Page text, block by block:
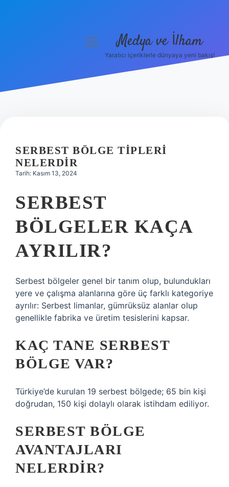
Hakkımızda
menüyüMedya ve İlham
Yaratıcı içeriklerle dünyaya yeni bakış!
SERBEST BÖLGE TIPLERI
NELERDIR
Tarih: Kasım 13, 2024
SERBEST
BÖLGELER KAÇA
AYRILIR?
Serbest bölgeler genel bir tanım olup, bulundukları
yere ve çalışma alanlarına göre üç farklı kategoriye
ayrılır: Serbest limanlar, gümrüksüz alanlar olup
genellikle fabrika ve üretim tesislerini kapsar.
KAÇ TANE SERBEST
BÖLGE VAR?
Türkiye’de kurulan 19 serbest bölgede; 65 bin kişi
doğrudan, 150 kişi dolaylı olarak istihdam ediliyor.
SERBEST BÖLGE
AVANTAJLARI
NELERDIR?